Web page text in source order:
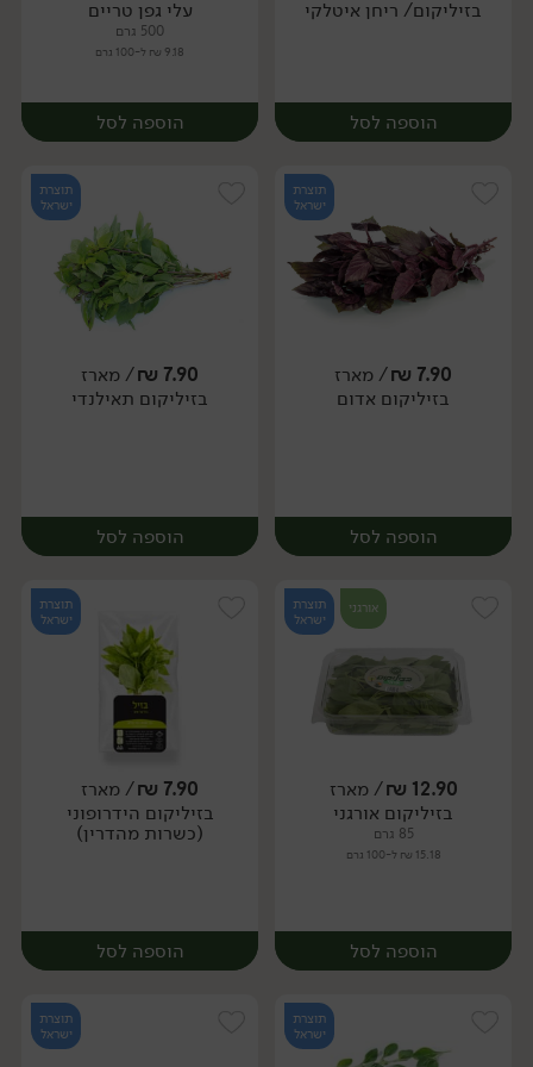
בזיליקום/ ריחן איטלקי
הוספה לסל
מארז
עלי גפן טריים
500 גרם
9.18 ₪ ל-100 גרם
הוספה לסל
מארז
תוצרת
ישראל
7.90
₪/ מארז
בזיליקום אדום
הוספה לסל
מארז
תוצרת
ישראל
7.90
₪/ מארז
בזיליקום תאילנדי
הוספה לסל
מארז
אורגני
תוצרת
ישראל
12.90
₪/ מארז
בזיליקום אורגני
85 גרם
15.18 ₪ ל-100 גרם
הוספה לסל
תוצרת
ישראל
7.90
₪/ מארז
בזיליקום הידרופוני
(כשרות מהדרין)
הוספה לסל
תוצרת
ישראל
תוצרת
ישראל